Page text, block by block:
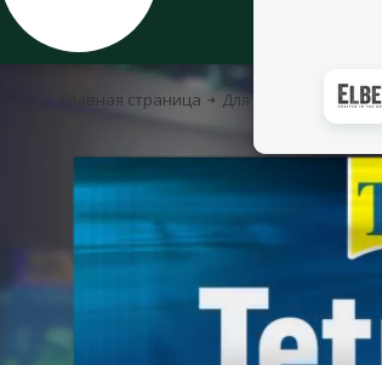
Главная страница Для рыбок Корм